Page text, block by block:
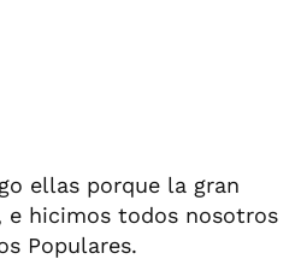
ellas porque la gran
e hicimos todos nosotros
Populares.